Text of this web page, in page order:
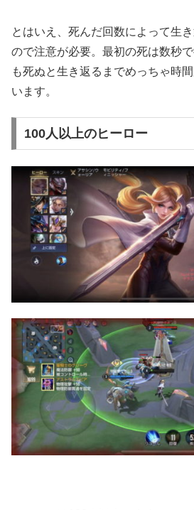
とはいえ、死んだ回数によって生
ので注意が必要。最初の死は数秒
も死ぬと生き返るまでめっちゃ時
います。
100人以上のヒーロー